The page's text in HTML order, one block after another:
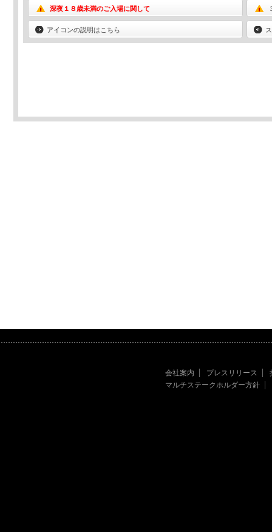
深夜１８歳未満のご入場に関して
アイコンの説明はこちら
会社案内 プレスリリース
マルチステークホルダー方針